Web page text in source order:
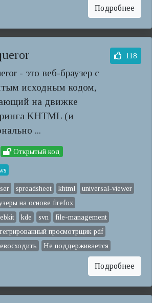
Подробнее
- это веб-браузер с
исходным кодом,
на движке
KHTML (и
...
118
Открытый код
spreadsheet khtml
universal-viewer
на основе firefox
kde svn
file-management
просмотрщик pdf
Не поддерживается
Подробнее